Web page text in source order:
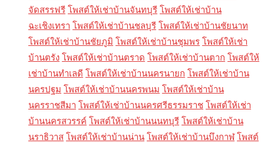
จัดสรรฟรี โพสต์ให้เช่าบ้านจันทบุรี โพสต์ให้เช่าบ้าน
ฉะเชิงเทรา โพสต์ให้เช่าบ้านชลบุรี โพสต์ให้เช่าบ้านชัยนาท
โพสต์ให้เช่าบ้านชัยภูมิ โพสต์ให้เช่าบ้านชุมพร โพสต์ให้เช่า
บ้านตรัง โพสต์ให้เช่าบ้านตราด โพสต์ให้เช่าบ้านตาก โพสต์ให้
เช่าบ้านทำเลดี โพสต์ให้เช่าบ้านนครนายก โพสต์ให้เช่าบ้าน
นครปฐม โพสต์ให้เช่าบ้านนครพนม โพสต์ให้เช่าบ้าน
นครราชสีมา โพสต์ให้เช่าบ้านนครศรีธรรมราช โพสต์ให้เช่า
บ้านนครสวรรค์ โพสต์ให้เช่าบ้านนนทบุรี โพสต์ให้เช่าบ้าน
นราธิวาส โพสต์ให้เช่าบ้านน่าน โพสต์ให้เช่าบ้านบึงกาฬ โพสต์